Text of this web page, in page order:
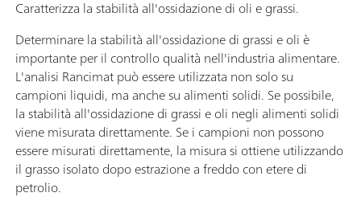
Caratterizza la stabilità all'ossidazione di oli e grassi.
Determinare la stabilità all'ossidazione di grassi e oli è
importante per il controllo qualità nell'industria alimentare.
L'analisi Rancimat può essere utilizzata non solo su
campioni liquidi, ma anche su alimenti solidi. Se possibile,
la stabilità all'ossidazione di grassi e oli negli alimenti solidi
viene misurata direttamente. Se i campioni non possono
essere misurati direttamente, la misura si ottiene utilizzando
il grasso isolato dopo estrazione a freddo con etere di
petrolio.